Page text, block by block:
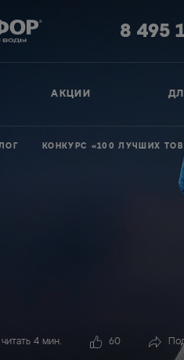
8 495
АКЦИИ
КОНКУРС «100 ЛУЧШИХ
читать 4 мин. 60